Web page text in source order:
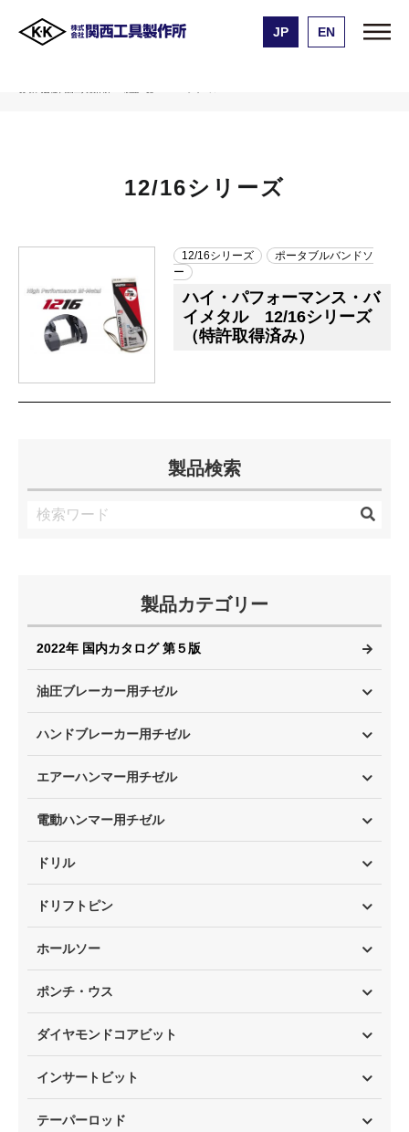
JP EN
製品検索
製品カテゴリー
2022年 国内カタログ 第５版
油圧ブレーカー用チゼル
ハンドブレーカー用チゼル
エアーハンマー用チゼル
電動ハンマー用チゼル
ドリル
ドリフトピン
ホールソー
ポンチ・ウス
ダイヤモンドコアビット
インサートビット
テーパーロッド
12/16シリーズ
12/16シリーズ
ポータブルバンドソ
ー
ハイ・パフォーマンス・バ
イメタル 12/16シリーズ
（特許取得済み）